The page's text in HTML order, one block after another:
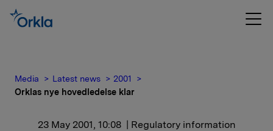
Media Latest news
2001
Orklas nye hovedledelse klar
23 May 2001, 10:08 | Regulatory information